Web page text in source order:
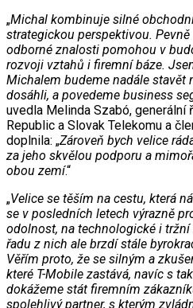
„Michal kombinuje silné
strategickou perspektivou.
odborné znalosti pomohou v
rozvoji vztahů i firemní báze.
Michalem budeme nadále stavět
dosáhli, a povedeme business
uvedla Melinda Szabó, generální
Republic a Slovak Telekomu a
doplnila: „Zároveň bych velice
za jeho skvělou podporu a
obou zemí.“
„Velice se těším na cestu, která
se v posledních letech výrazně
odolnost, na technologické i tržní
řadu z nich ale brzdí stále
Věřím proto, že se silným a
které T-Mobile zastává, navíc s
dokážeme stát firemním
spolehlivý partner, s kterým